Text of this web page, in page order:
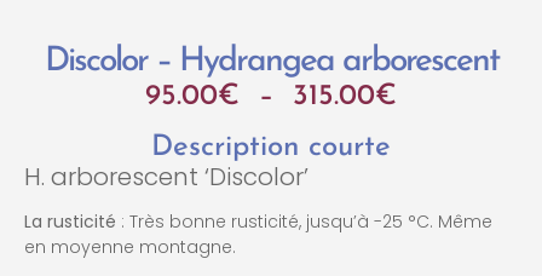
Discolor – Hydrangea arborescent
95.00€ – 315.00€
Description courte
H. arborescent ‘Discolor’
La rusticité : Très bonne rusticité, jusqu’à -25 °C. Même
en moyenne montagne.